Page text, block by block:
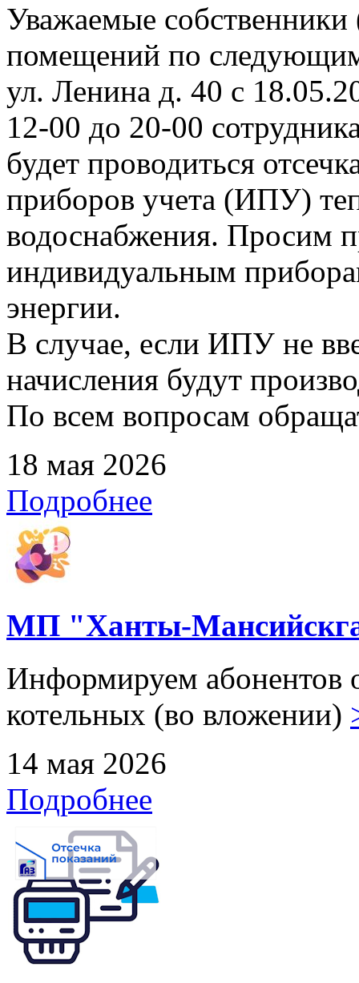
Уважаемые
помещений по
ул. Ленина д. 40 с
12-00 до 20-00
будет проводиться
приборов учета (ИПУ)
водоснабжения. Просим
индивидуальным
энергии.
В случае, если ИПУ не
начисления будут
По всем вопросам
18 мая 2026
Подробнее
МП "Ханты-
Информируем абонентов
котельных (во вложении)
14 мая 2026
Подробнее